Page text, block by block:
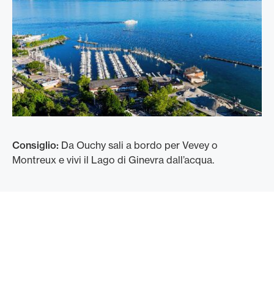
Consiglio: Da Ouchy sali a bordo per Vevey o
Montreux e vivi il Lago di Ginevra dall’acqua.